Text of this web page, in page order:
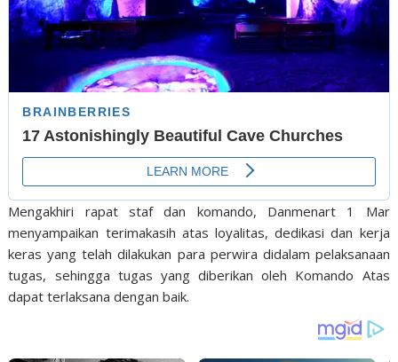
Mengakhiri rapat staf dan komando, Danmenart 1 Mar
menyampaikan terimakasih atas loyalitas, dedikasi dan kerja
keras yang telah dilakukan para perwira didalam pelaksanaan
tugas, sehingga tugas yang diberikan oleh Komando Atas
dapat terlaksana dengan baik.